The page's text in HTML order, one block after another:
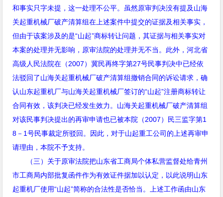
和事实只字未提，这一处理不公平。虽然原审判决没有提及山海
关起重机械厂破产清算组在上述案件中提交的证据及相关事实，
但由于该案涉及的是“山起”商标转让问题，其证据与相关事实对
本案的处理并无影响，原审法院的处理并无不当。此外，河北省
高级人民法院在（2007）冀民再终字第27号民事判决中已经依
法驳回了山海关起重机械厂破产清算组撤销合同的诉讼请求，确
认山东起重机厂与山海关起重机械厂签订的“山起”注册商标转让
合同有效，该判决已经发生效力。山海关起重机械厂破产清算组
对该民事判决提出的再审申请也已被本院（2007）民三监字第1
8 － 1号民事裁定所驳回。因此，对于山起重工公司的上述再审申
请理由，本院不予支持。
（三）关于原审法院把山东省工商局个体私营监督处给青州
市工商局内部批复函件作为有效证件据加以认定，以此说明山东
起重机厂使用“山起”简称的合法性是否恰当。上述工作函由山东